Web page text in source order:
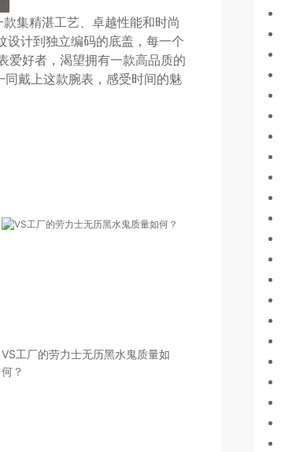
集精湛工艺、卓越性能和时尚
设计到独立编码的底盖，每一个
爱好者，渴望拥有一款高品质的
戴上这款腕表，感受时间的魅
VS工厂的劳力士无历黑水鬼质量如
何？